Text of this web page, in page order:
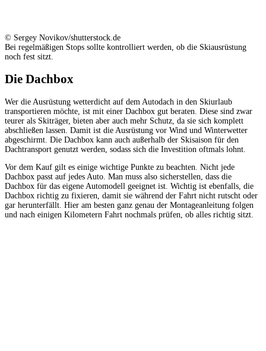
© Sergey Novikov/shutterstock.de
Bei regelmäßigen Stops sollte kontrolliert werden, ob die Skiausrüstung
noch fest sitzt.
Die Dachbox
Wer die Ausrüstung wetterdicht auf dem Autodach in den Skiurlaub
transportieren möchte, ist mit einer Dachbox gut beraten. Diese sind zwar
teurer als Skiträger, bieten aber auch mehr Schutz, da sie sich komplett
abschließen lassen. Damit ist die Ausrüstung vor Wind und Winterwetter
abgeschirmt. Die Dachbox kann auch außerhalb der Skisaison für den
Dachtransport genutzt werden, sodass sich die Investition oftmals lohnt.
Vor dem Kauf gilt es einige wichtige Punkte zu beachten. Nicht jede
Dachbox passt auf jedes Auto. Man muss also sicherstellen, dass die
Dachbox für das eigene Automodell geeignet ist. Wichtig ist ebenfalls, die
Dachbox richtig zu fixieren, damit sie während der Fahrt nicht rutscht oder
gar herunterfällt. Hier am besten ganz genau der Montageanleitung folgen
und nach einigen Kilometern Fahrt nochmals prüfen, ob alles richtig sitzt.